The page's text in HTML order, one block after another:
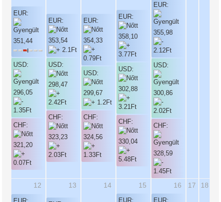
EUR:
351,44
USD:
296,05
CHF:
321,20
EUR:
353,54
USD:
298,47
CHF:
323,23
EUR:
354,33
USD:
299,67
CHF:
324,56
EUR:
358,10
USD:
302,88
CHF:
330,04
EUR:
355,98
USD:
300,86
CHF:
328,59
12 13 14 15
EUR:
16
EUR:
17 18